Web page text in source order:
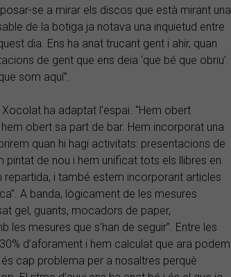
se a mirar els discos que està mirant una
de la botiga ja notava una inquietud entre
dia. Ens ha anat trucant gent i ahir, quan
de gent que ens deia ‘que bé que obriu’.
som aquí”.
ha adaptat l'espai. “Hem obert
obert sa part de bar. Hem incorporat una
quan hi hagi activitats: presentacions de
de nou i hem unificat tots els llibres en
repartida, i també estem incorporant articles
A banda, lògicament de les mesures
gel, guants, mocadors de paper,
mesures que s’han de seguir”. Entre les
d’aforament i hem calculat que ara podem
cap problema per a nosaltres perquè